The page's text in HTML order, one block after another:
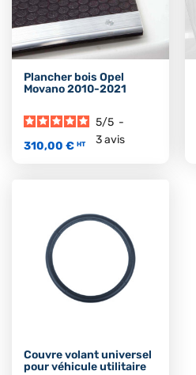
Plancher bois Opel
Movano 2010-2021
5/5 -
3avis
310,00 € HT
Couvre volant universel
pour véhicule utilitaire